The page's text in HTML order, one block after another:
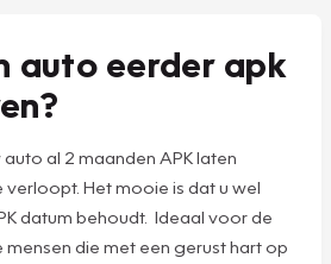
auto eerder apk
auto al 2 maanden APK laten
Het mooie is dat u wel
datum behoudt. Ideaal voor de
die met een gerust hart op